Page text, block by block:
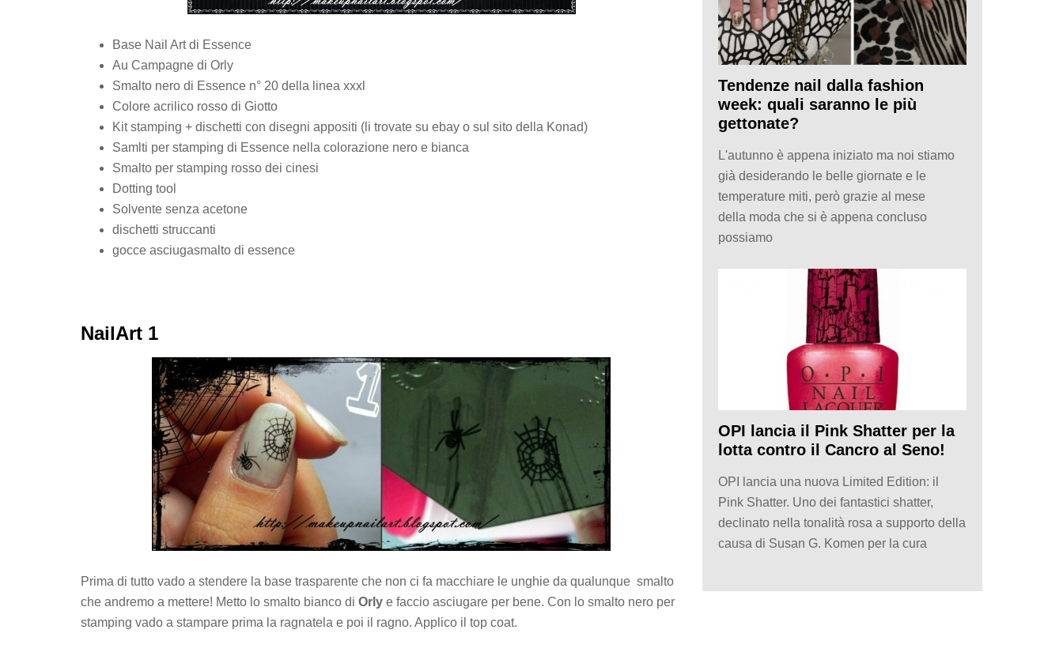
Base Nail Art di Essence
Au Campagne di Orly
Smalto nero di Essence n° 20 della linea xxxl
Colore acrilico rosso di Giotto
Kit stamping + dischetti con disegni appositi (li trovate su ebay o sul sito della Konad)
Samlti per stamping di Essence nella colorazione nero e bianca
Smalto per stamping rosso dei cinesi
Dotting tool
Solvente senza acetone
dischetti struccanti
gocce asciugasmalto di essence
NailArt 1
Prima di tutto vado a stendere la base trasparente che non ci fa macchiare le unghie da qualunque smalto
che andremo a mettere! Metto lo smalto bianco di Orly e faccio asciugare per bene. Con lo smalto nero per
stamping vado a stampare prima la ragnatela e poi il ragno. Applico il top coat.
Tendenze nail dalla fashion
week: quali saranno le più
gettonate?
L'autunno è appena iniziato ma noi stiamo
già desiderando le belle giornate e le
temperature miti, però grazie al mese
della moda che si è appena concluso
possiamo
OPI lancia il Pink Shatter per la
lotta contro il Cancro al Seno!
OPI lancia una nuova Limited Edition: il
Pink Shatter. Uno dei fantastici shatter,
declinato nella tonalità rosa a supporto della
causa di Susan G. Komen per la cura